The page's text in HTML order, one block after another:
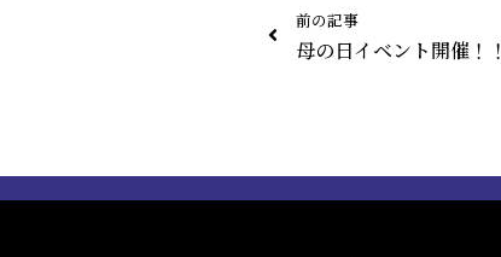
前の記事
母の日イベント開催！！